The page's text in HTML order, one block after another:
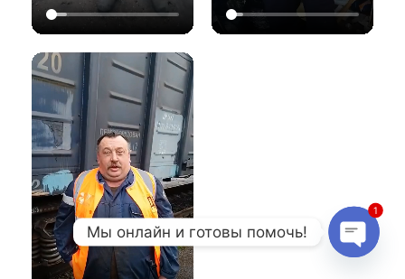
Мы онлайн и готовы помочь!
1